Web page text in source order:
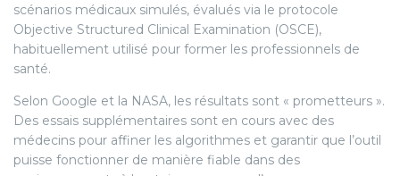
scénarios médicaux simulés, évalués via le protocole
Objective Structured Clinical Examination (OSCE),
habituellement utilisé pour former les professionnels de
santé.
Selon Google et la NASA, les résultats sont « prometteurs ».
Des essais supplémentaires sont en cours avec des
médecins pour affiner les algorithmes et garantir que l’outil
puisse fonctionner de manière fiable dans des